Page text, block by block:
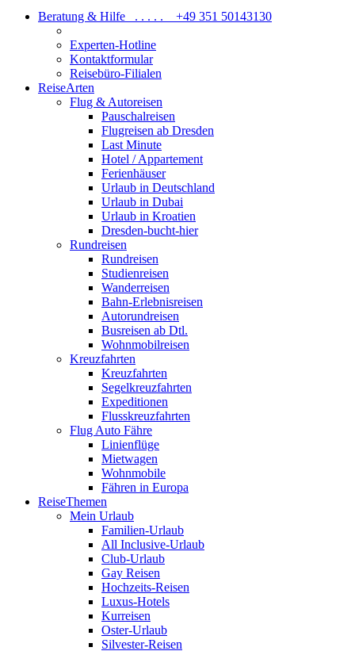
Beratung & Hilfe . . . . . +49 351 50143130
Experten-Hotline
Kontaktformular
Reisebüro-Filialen
ReiseArten
Flug & Autoreisen
Pauschalreisen
Flugreisen ab Dresden
Last Minute
Hotel / Appartement
Ferienhäuser
Urlaub in Deutschland
Urlaub in Dubai
Urlaub in Kroatien
Dresden-bucht-hier
Rundreisen
Rundreisen
Studienreisen
Wanderreisen
Bahn-Erlebnisreisen
Autorundreisen
Busreisen ab Dtl.
Wohnmobilreisen
Kreuzfahrten
Kreuzfahrten
Segelkreuzfahrten
Expeditionen
Flusskreuzfahrten
Flug Auto Fähre
Linienflüge
Mietwagen
Wohnmobile
Fähren in Europa
ReiseThemen
Mein Urlaub
Familien-Urlaub
All Inclusive-Urlaub
Club-Urlaub
Gay Reisen
Hochzeits-Reisen
Luxus-Hotels
Kurreisen
Oster-Urlaub
Silvester-Reisen